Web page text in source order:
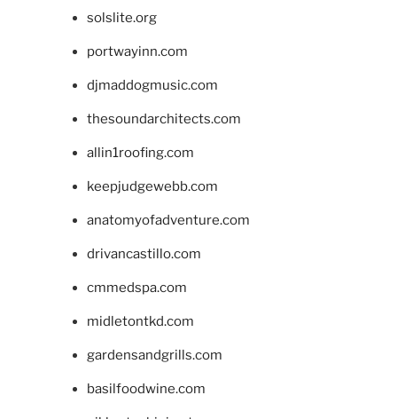
solslite.org
portwayinn.com
djmaddogmusic.com
thesoundarchitects.com
allin1roofing.com
keepjudgewebb.com
anatomyofadventure.com
drivancastillo.com
cmmedspa.com
midletontkd.com
gardensandgrills.com
basilfoodwine.com